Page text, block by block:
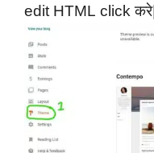
edit HTML click करे|